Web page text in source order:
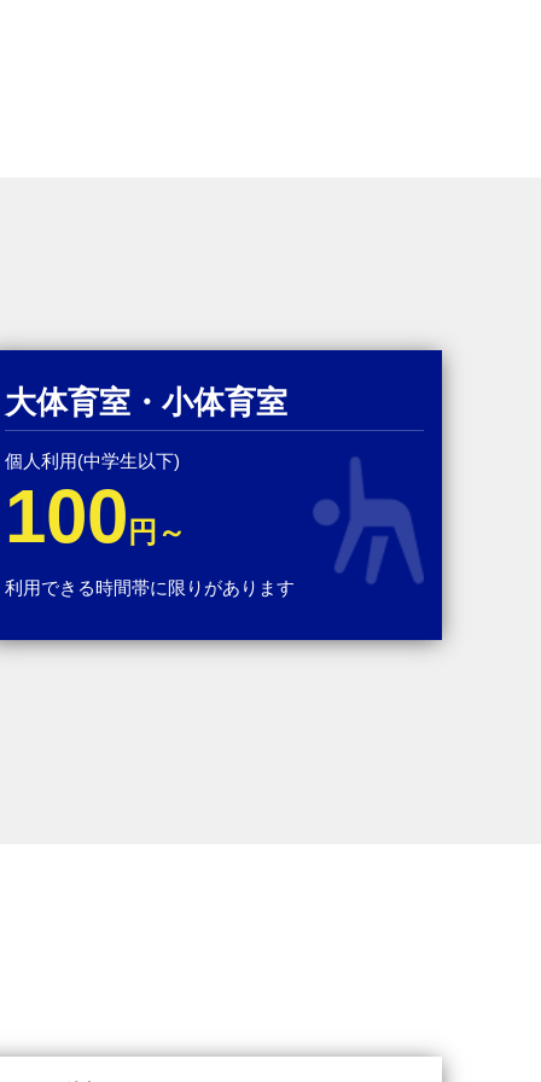
大体育室・小体育室
個人利用(中学生以下)
100 円～
利用できる時間帯に限りがあります